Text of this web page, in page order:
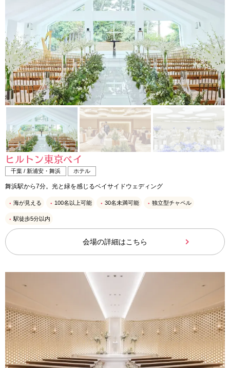
ヒルトン東京ベイ
千葉 / 新浦安・舞浜 ホテル
舞浜駅から7分。光と緑を感じるベイサイドウェディング
海が見える 100名以上可能 30名未満可能 独立型チャペル
駅徒歩5分以内
会場の詳細はこちら